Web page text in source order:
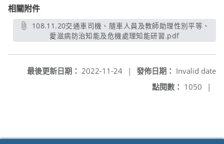
相關附件
愛滋病防治知能及危機處理知能研習.pdf另開新視窗
發佈日期： Invalid date
最後更新日期： 2022-11-24
|
點閱數： 1050 |